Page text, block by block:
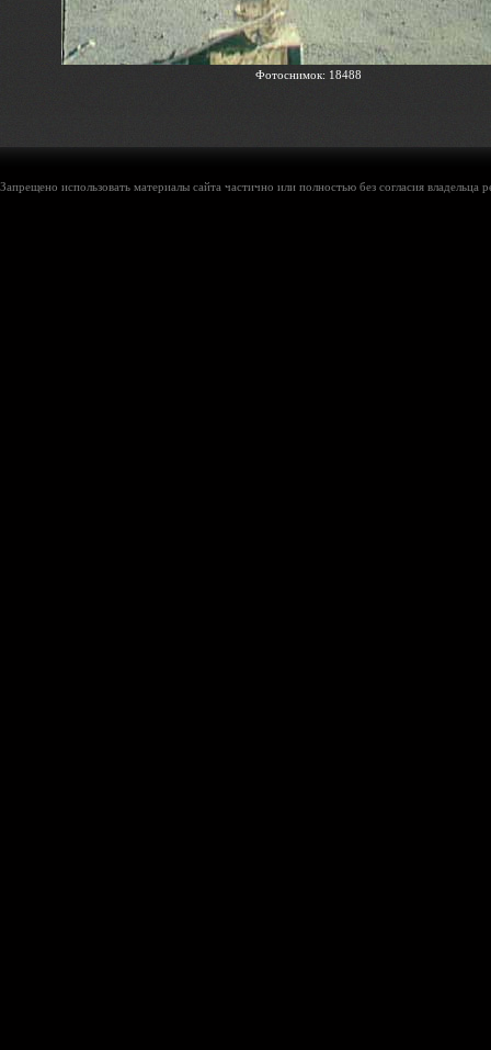
Фотоснимок: 18488
Запрещено использовать материалы сайта частично или полностью без согласия